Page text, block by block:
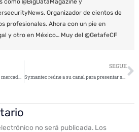
como @BigDataMagazine y
Organizador de cientos de
profesionales. Ahora con un pie en
y otro en México… Muy del @GetafeCF
Blockchain al servicio de un nuevo mercado de almacenamiento
SEGUE
Symantec reúne a su canal para presentar su nueva estrategia
no será publicada. Los